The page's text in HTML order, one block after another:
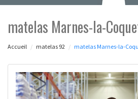
matelas Marnes-la-
Accueil matelas 92 matelas Marnes-la-